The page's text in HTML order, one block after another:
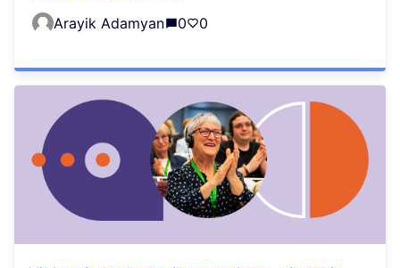
Arayik Adamyan 0 0